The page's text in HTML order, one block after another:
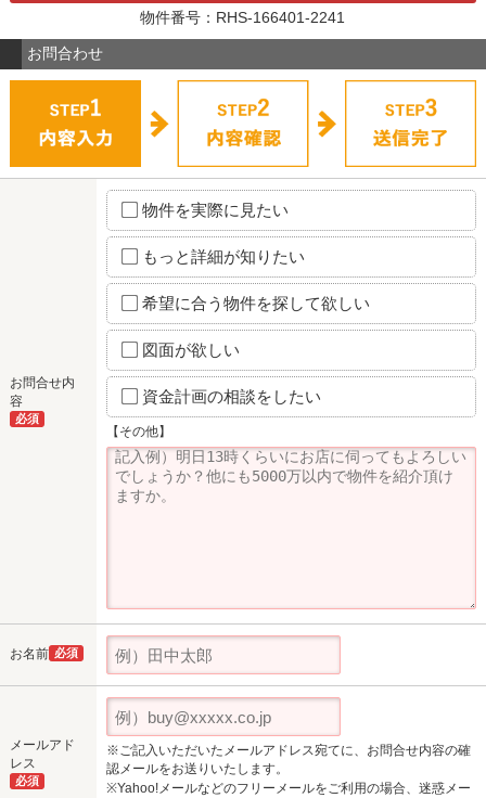
物件番号：RHS-166401-2241
お問合わせ
お問合せ内
容
必須
物件を実際に見たい
もっと詳細が知りたい
希望に合う物件を探して欲しい
図面が欲しい
資金計画の相談をしたい
【その他】
お名前 必須
メールアド
レス
必須
※ご記入いただいたメールアドレス宛てに、お問合せ内容の確
認メールをお送りいたします。
※Yahoo!メールなどのフリーメールをご利用の場合、迷惑メー